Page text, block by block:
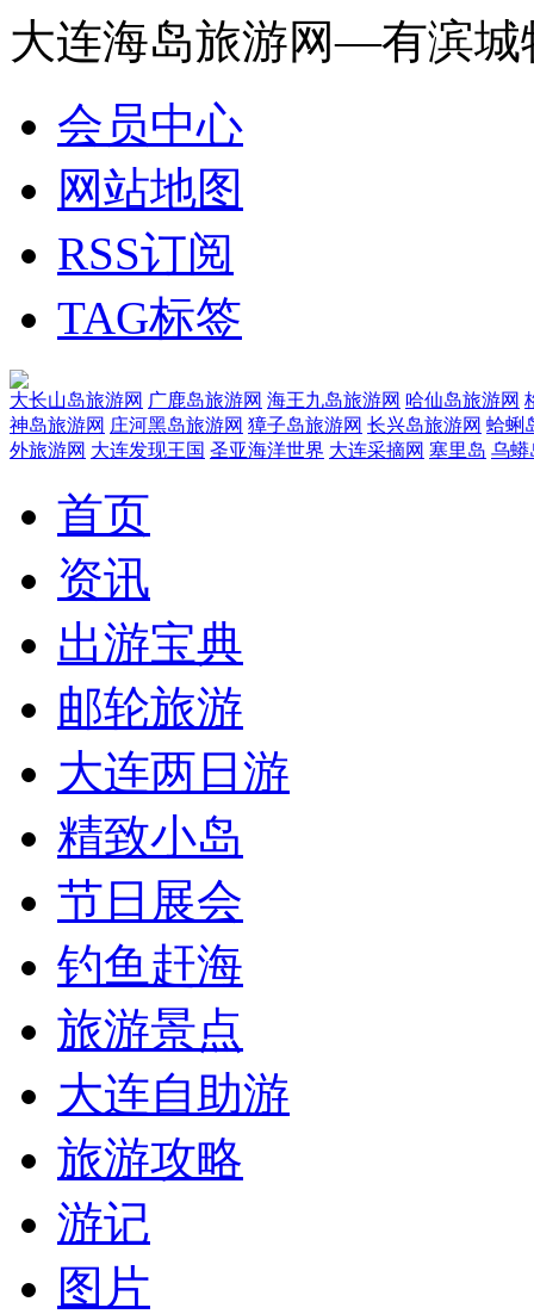
大连海岛旅游网—有滨城
会员中心
网站地图
RSS订阅
TAG标签
大长山岛旅游网 广鹿岛旅游网 海王九岛旅游网 哈仙岛旅游网
神岛旅游网 庄河黑岛旅游网 獐子岛旅游网 长兴岛旅游网 蛤蜊
外旅游网 大连发现王国 圣亚海洋世界 大连采摘网 塞里岛 乌蟒
首页
资讯
出游宝典
邮轮旅游
大连两日游
精致小岛
节日展会
钓鱼赶海
旅游景点
大连自助游
旅游攻略
游记
图片